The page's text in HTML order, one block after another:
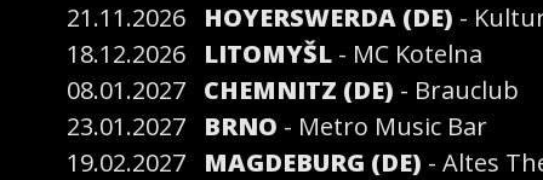
21.11.2026
HOYERSWERDA (DE) -
18.12.2026
LITOMYŠL - MC Kotelna
08.01.2027 CHEMNITZ (DE) - Brauclub
23.01.2027
BRNO - Metro Music Bar
19.02.2027
MAGDEBURG (DE) - Altes